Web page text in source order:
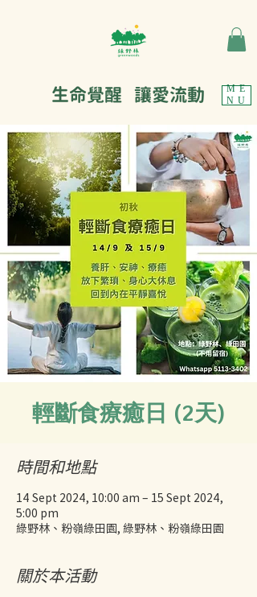
ME
NU
生命覺醒 讓愛流動
輕斷食療癒日 (2天)
時間和地點
14 Sept 2024, 10:00 am – 15 Sept 2024,
5:00 pm
綠野林、粉嶺綠田園, 綠野林、粉嶺綠田園
關於本活動